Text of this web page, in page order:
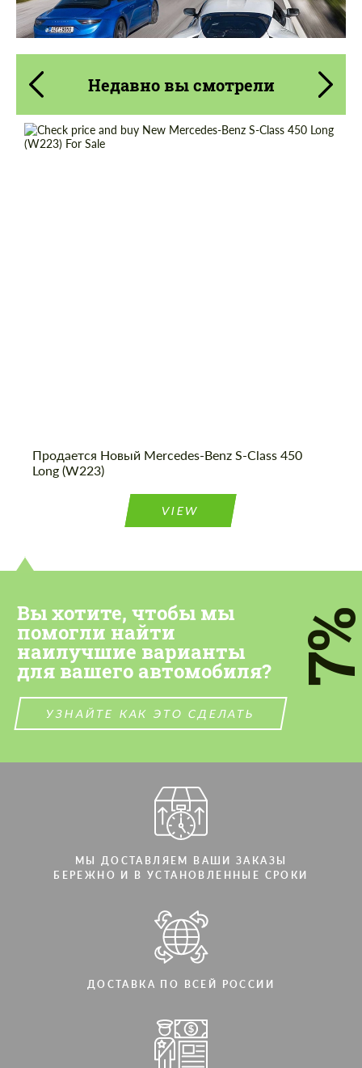
Недавно вы смотрели
Продается Новый Mercedes-Benz S-Class 450
Long (W223)
VIEW
Вы хотите, чтобы мы
помогли найти
наилучшие варианты
для вашего автомобиля?
УЗНАЙТЕ КАК ЭТО СДЕЛАТЬ
МЫ ДОСТАВЛЯЕМ ВАШИ ЗАКАЗЫ
БЕРЕЖНО И В УСТАНОВЛЕННЫЕ СРОКИ
ДОСТАВКА ПО ВСЕЙ РОССИИ
Cогласиться на обработку
персональных данных
Cогласиться на обработку
персональных данных